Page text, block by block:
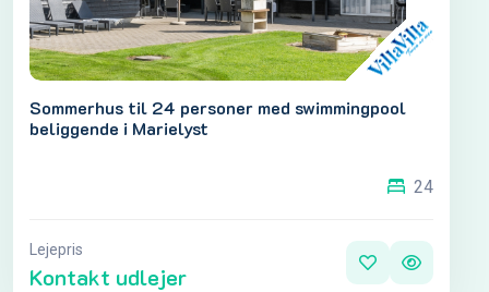
Sommerhus til 24 personer med swimmingpool
beliggende i Marielyst
24
Lejepris
Kontakt udlejer